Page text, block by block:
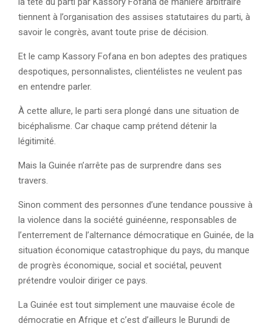
tiennent à l’organisation des assises statutaires du parti, à
savoir le congrès, avant toute prise de décision.
Et le camp Kassory Fofana en bon adeptes des pratiques
despotiques, personnalistes, clientélistes ne veulent pas
en entendre parler.
À cette allure, le parti sera plongé dans une situation de
bicéphalisme. Car chaque camp prétend détenir la
légitimité.
Mais la Guinée n’arrête pas de surprendre dans ses
travers.
Sinon comment des personnes d’une tendance poussive à
la violence dans la société guinéenne, responsables de
l’enterrement de l’alternance démocratique en Guinée, de la
situation économique catastrophique du pays, du manque
de progrès économique, social et sociétal, peuvent
prétendre vouloir diriger ce pays.
La Guinée est tout simplement une mauvaise école de
démocratie en Afrique et c’est d’ailleurs le Burundi de